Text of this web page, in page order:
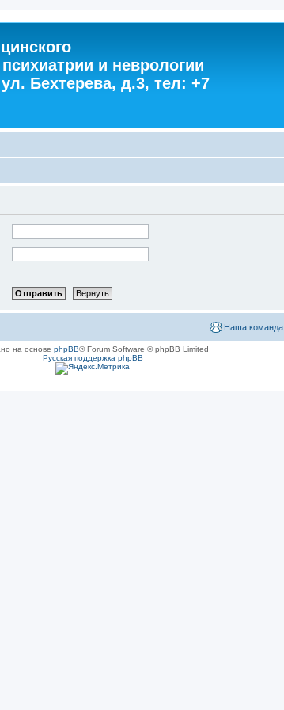
и неврологии
Бехтерева, д.3, тел: +7
Наша команда
на основе phpBB® Forum Software © phpBB Limited
Русская поддержка phpBB